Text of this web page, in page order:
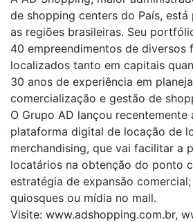
de shopping centers do País,
as regiões brasileiras. Seu
40 empreendimentos de diversos
localizados tanto em capitais
30 anos de experiência em
comercialização e gestão de
O Grupo AD lançou recentemente
plataforma digital de locação de
merchandising, que vai facilitar a
locatários na obtenção do ponto
estratégia de expansão
quiosques ou mídia no mall.
Visite: www.adshopping.com.br,